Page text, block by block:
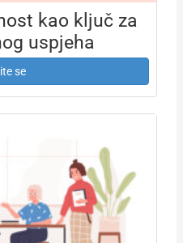
kao ključ za
uspjeha
se